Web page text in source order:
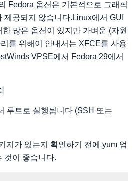
Fedora 옵션은 기본적으로 그래픽
제공되지 않습니다.Linux에서 GUI
많은 옵션이 있지만 가벼운 (자원
를 위해이 안내서는 XFCE를 사용
VPSE에서 Fedora 29에서
루트로 실행됩니다 (SSH 또는
지가 있는지 확인하기 전에 yum 업
것이 좋습니다.